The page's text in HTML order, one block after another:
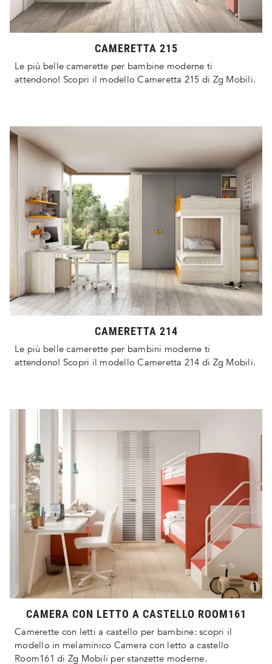
CAMERETTA 215
Le più belle camerette per bambine moderne ti
attendono! Scopri il modello Cameretta 215 di Zg Mobili.
CAMERETTA 214
Le più belle camerette per bambini moderne ti
attendono! Scopri il modello Cameretta 214 di Zg Mobili.
CAMERA CON LETTO A CASTELLO ROOM161
Camerette con letti a castello per bambine: scopri il
modello in melaminico Camera con letto a castello
Room161 di Zg Mobili per stanzette moderne.